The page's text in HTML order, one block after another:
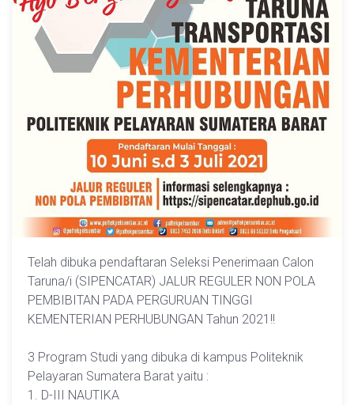
Telah dibuka pendaftaran Seleksi Penerimaan Calon
Taruna/i (SIPENCATAR) JALUR REGULER NON POLA
PEMBIBITAN PADA PERGURUAN TINGGI
KEMENTERIAN PERHUBUNGAN Tahun 2021!!
3 Program Studi yang dibuka di kampus Politeknik
Pelayaran Sumatera Barat yaitu :
1. D-III NAUTIKA